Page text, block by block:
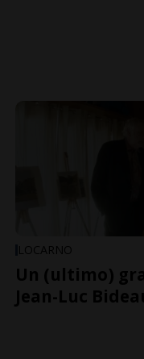
LOCARNO
Un (ultimo)
Jean-Luc